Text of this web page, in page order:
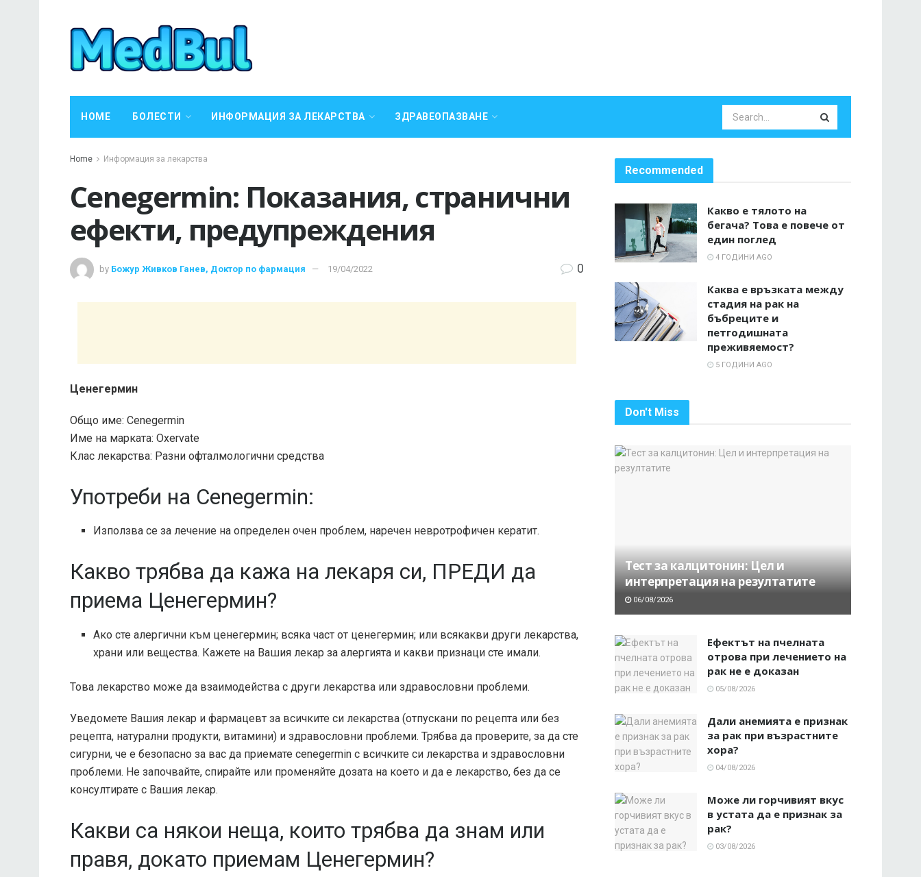
HOME БОЛЕСТИ ИНФОРМАЦИЯ ЗА ЛЕКАРСТВА ЗДРАВЕОПАЗВАНЕ
Home Информация за лекарства
Cenegermin: Показания, странични
ефекти, предупреждения
by Божур Живков Ганев, Доктор по фармация 19/04/2022 0
Ценегермин
Общо име: Cenegermin
Име на марката: Oxervate
Клас лекарства: Разни офталмологични средства
Употреби на Cenegermin:
Използва се за лечение на определен очен проблем, наречен невротрофичен кератит.
Какво трябва да кажа на лекаря си, ПРЕДИ да
приема Ценегермин?
Ако сте алергични към ценегермин; всяка част от ценегермин; или всякакви други лекарства,
храни или вещества. Кажете на Вашия лекар за алергията и какви признаци сте имали.
Това лекарство може да взаимодейства с други лекарства или здравословни проблеми.
Уведомете Вашия лекар и фармацевт за всичките си лекарства (отпускани по рецепта или без
рецепта, натурални продукти, витамини) и здравословни проблеми. Трябва да проверите, за да сте
сигурни, че е безопасно за вас да приемате cenegermin с всичките си лекарства и здравословни
проблеми. Не започвайте, спирайте или променяйте дозата на което и да е лекарство, без да се
консултирате с Вашия лекар.
Какви са някои неща, които трябва да знам или
правя, докато приемам Ценегермин?
Recommended
Какво е тялото на
бегача? Това е повече от
един поглед
4 ГОДИНИ AGO
Каква е връзката между
стадия на рак на
бъбреците и
петгодишната
преживяемост?
5 ГОДИНИ AGO
Don't Miss
Тест за калцитонин: Цел и
интерпретация на резултатите
06/08/2026
Ефектът на пчелната
отрова при лечението на
рак не е доказан
05/08/2026
Дали анемията е признак
за рак при възрастните
хора?
04/08/2026
Може ли горчивият вкус
в устата да е признак за
рак?
03/08/2026